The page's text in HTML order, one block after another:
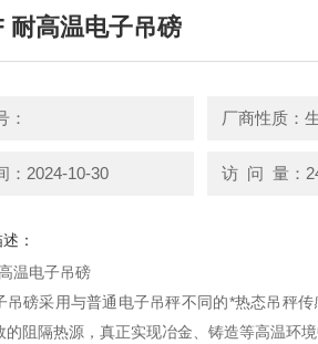
耐高温电子吊磅
： 厂商性质：
：2024-10-30 访 问 量：
：
温电子吊磅
吊磅采用与普通电子吊秤不同的*热态吊秤
的阻隔热源，真正实现冶金、铸造等高温环境